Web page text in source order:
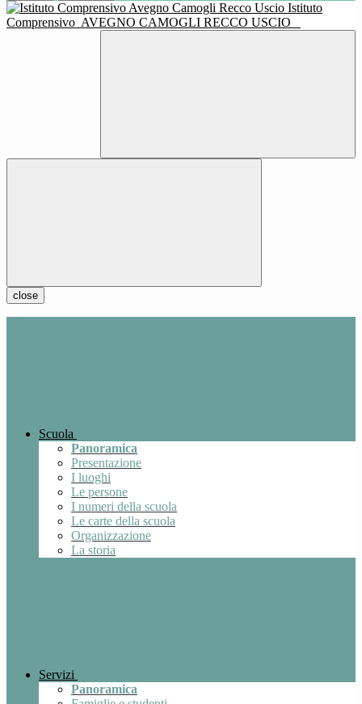
Istituto
Comprensivo AVEGNO CAMOGLI RECCO USCIO
close
Scuola
Panoramica
Presentazione
I luoghi
Le persone
I numeri della scuola
Le carte della scuola
Organizzazione
La storia
Servizi
Panoramica